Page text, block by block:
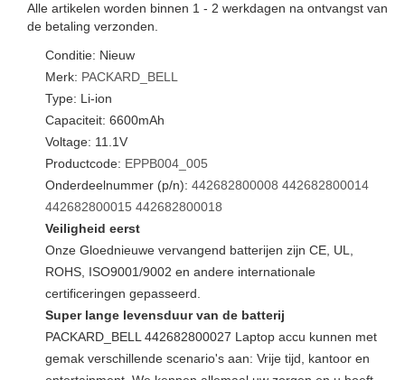
Alle artikelen worden binnen 1 - 2 werkdagen na ontvangst van
de betaling verzonden.
Conditie: Nieuw
Merk: PACKARD_BELL
Type: Li-ion
Capaciteit: 6600mAh
Voltage: 11.1V
Productcode: EPPB004_005
Onderdeelnummer (p/n): 442682800008 442682800014
442682800015 442682800018
Veiligheid eerst
Onze Gloednieuwe vervangend batterijen zijn CE, UL,
ROHS, ISO9001/9002 en andere internationale
certificeringen gepasseerd.
Super lange levensduur van de batterij
PACKARD_BELL 442682800027 Laptop accu kunnen met
gemak verschillende scenario's aan: Vrije tijd, kantoor en